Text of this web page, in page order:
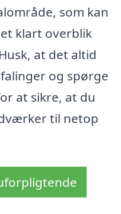
som kan
klart overblik
at det altid
og spørge
at sikre, at du
til netop